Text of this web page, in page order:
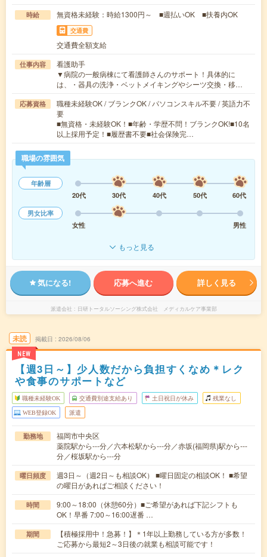
時給 無資格未経験：時給1300円～ ■週払いOK ■扶養内OK
交通費
交通費全額支給
仕事内容
看護助手
▼病院の一般病棟にて看護師さんのサポート！具体的に
は、・器具の洗浄・ベットメイキングやシーツ交換・移…
応募資格
職種未経験OK / ブランクOK / パソコンスキル不要 / 英語力不
要
■無資格・未経験OK！■年齢・学歴不問！ブランクOK!■10名
以上採用予定！■履歴書不要■社会保険完…
職場の雰囲気
年齢層
20代
30代 40代 50代
60代
男女比率
女性
男性
もっと見る
気になる! 応募へ進む 詳しく見る
派遣会社 日研トータルソーシング株式会社 メディカルケア事業部
未読
NEW
掲載日 2026/08/06
【週3日～】少人数だから負担すくなめ＊レク
や食事のサポートなど
職種未経験OK 交通費別途支給あり 土日祝日が休み 残業なし
WEB登録OK 派遣
勤務地
福岡市中央区
薬院駅から---分／六本松駅から---分／赤坂(福岡県)駅から---
分／桜坂駅から---分
曜日頻度
週3日～（週2日～も相談OK） ■曜日固定の相談OK！ ■希望
の曜日があればご相談ください！
時間
9:00～18:00（休憩60分）■ご希望があれば下記シフトも
OK！早番 7:00～16:00遅番 …
期間
【積極採用中！急募！】＊1年以上勤務している方が多数！
ご応募から最短2～3日後の就業も相談可能です！